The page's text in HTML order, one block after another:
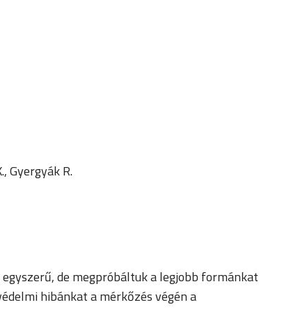
Gyergyák R.
de megpróbáltuk a legjobb formánkat
hibánkat a mérkőzés végén a